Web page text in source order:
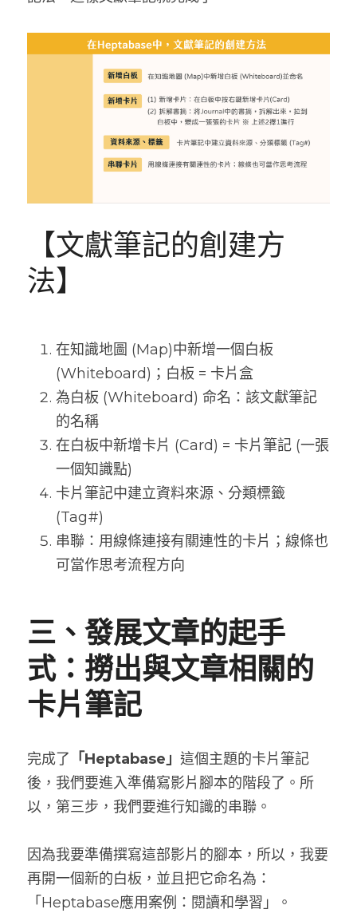
【文獻筆記的創建方
法】
在知識地圖 (Map)中新增一個白板
(Whiteboard)；白板 = 卡片盒
為白板 (Whiteboard) 命名：該文獻筆記
的名稱
在白板中新增卡片 (Card) = 卡片筆記 (一張
一個知識點)
卡片筆記中建立資料來源、分類標籤
(Tag#)
串聯：用線條連接有關連性的卡片；線條也
可當作思考流程方向
三、發展文章的起手
式：撈出與文章相關的
卡片筆記
完成了 「Heptabase」 這個主題的卡片筆記
後，我們要進入準備寫影片腳本的階段了。所
以，第三步，我們要進行知識的串聯。
因為我要準備撰寫這部影片的腳本，所以，我要
再開一個新的白板，並且把它命名為：
「Heptabase應用案例：閱讀和學習」。